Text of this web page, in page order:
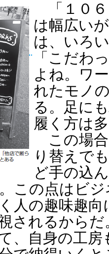
「１０６
は幅広い
は、いろ
「こだわ
よね。ワ
れたモノ
る。足に
履く方は
この場合
り替えで
ど手の込
この点はビ
人の趣味趣
されるからだ
、自身の工房